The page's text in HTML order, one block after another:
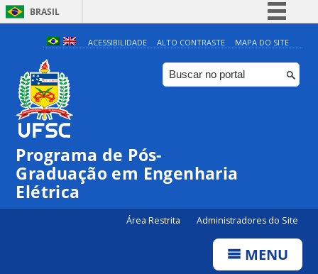
BRASIL
Simplifique!
Comunica BR
Participe
ACESSIBILIDADE ALTO CONTRASTE MAPA DO SITE
Programa de Pós-
Graduação em Engenharia
Elétrica
Área Restrita Administradores do Site
MENU